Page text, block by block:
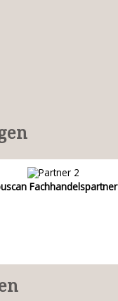
Fachhandelspartner